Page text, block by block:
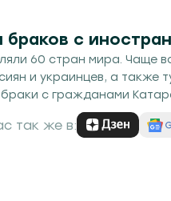
браков с
60 стран мира. Чаще
и украинцев, а также
с гражданами
Алжира и Бахрейна.
так же в: